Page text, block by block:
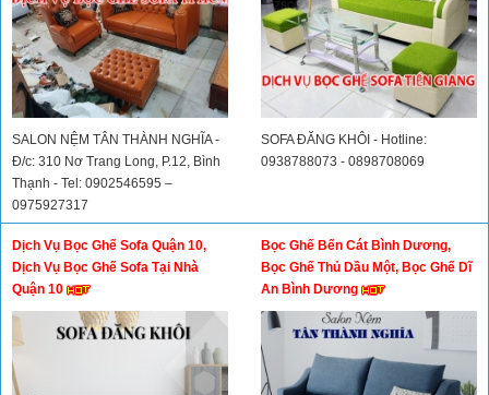
SALON NỆM TÂN THÀNH NGHĨA -
Đ/c: 310 Nơ Trang Long, P.12, Bình
Thạnh - Tel: 0902546595 –
0975927317
SOFA ĐĂNG KHÔI - Hotline:
0938788073 - 0898708069
Dịch Vụ Bọc Ghế Sofa Quận 10,
Dịch Vụ Bọc Ghế Sofa Tại Nhà
Quận 10
Bọc Ghế Bến Cát Bình Dương,
Bọc Ghế Thủ Dầu Một, Bọc Ghế Dĩ
An Bình Dương